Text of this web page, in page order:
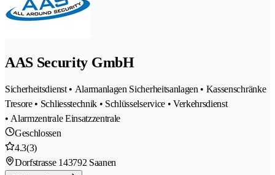
AAS Security GmbH
Sicherheitsdienst • Alarmanlagen Sicherheitsanlagen • Kassenschränke
Tresore • Schliesstechnik • Schlüsselservice • Verkehrsdienst
• Alarmzentrale Einsatzzentrale
Geschlossen
4.3(3)
Dorfstrasse 143792 Saanen